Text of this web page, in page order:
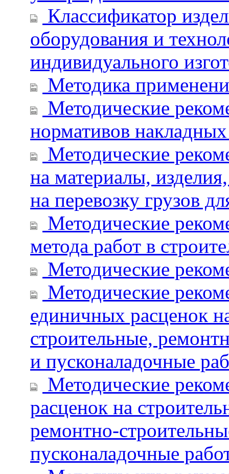
Классификатор
оборудования и
индивидуального
Методика
Методические
нормативов накладных
Методические
на материалы,
на перевозку грузов
Методические
метода работ в
Методические
Методические
единичных расценок
строительные,
и пусконаладочные
Методические
расценок на
ремонтно-
пусконаладочные